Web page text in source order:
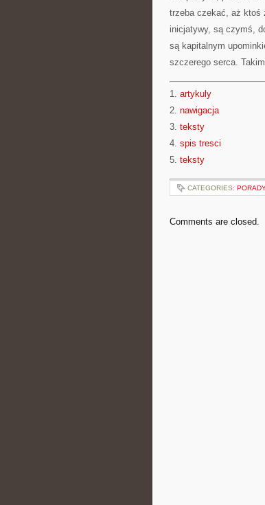
trzeba czekać, aż ktoś
inicjatywy, są czymś,
są kapitalnym
szczerego serca.
1. artykuly
2. nawigacja
3. teksty
4. spis tresci
5. teksty
CATEGORIES:
Comments are closed.